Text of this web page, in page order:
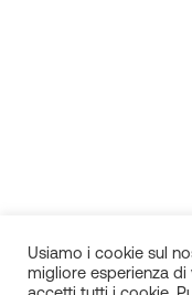
Usiamo i cookie sul
migliore esperienza di